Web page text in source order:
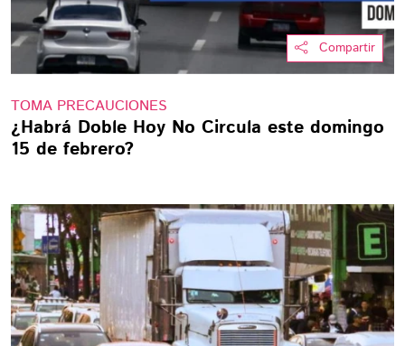
Compartir
TOMA PRECAUCIONES
¿Habrá Doble Hoy No Circula este domingo
15 de febrero?